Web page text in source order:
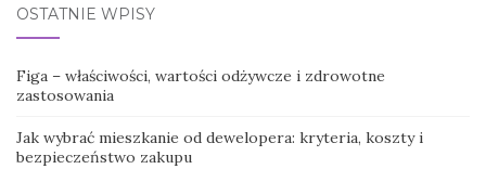
OSTATNIE WPISY
Figa – właściwości, wartości odżywcze i zdrowotne
zastosowania
Jak wybrać mieszkanie od dewelopera: kryteria, koszty i
bezpieczeństwo zakupu